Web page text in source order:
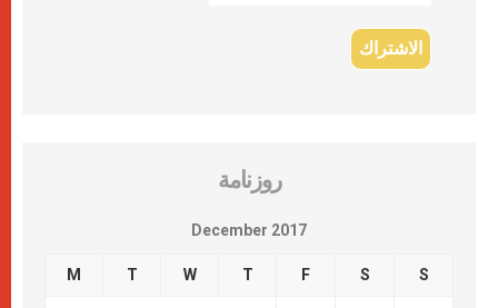
روزنامة
December 2017
M T W T F S S